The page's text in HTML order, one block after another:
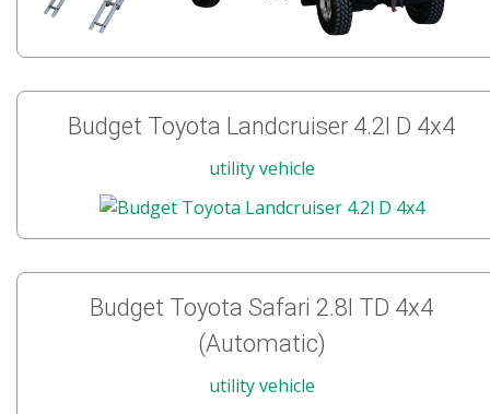
Budget Toyota Landcruiser 4.2l D 4x4
utility vehicle
Budget Toyota Safari 2.8l TD 4x4
(Automatic)
utility vehicle